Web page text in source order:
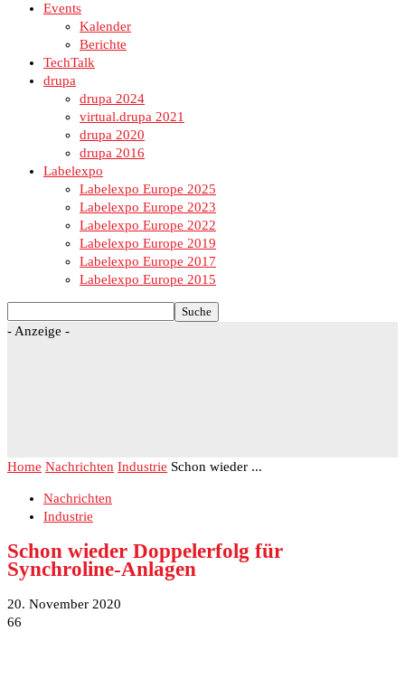
Events
Kalender
Berichte
TechTalk
drupa
drupa 2024
virtual.drupa 2021
drupa 2020
drupa 2016
Labelexpo
Labelexpo Europe 2025
Labelexpo Europe 2023
Labelexpo Europe 2022
Labelexpo Europe 2019
Labelexpo Europe 2017
Labelexpo Europe 2015
- Anzeige -
Home Nachrichten Industrie Schon wieder ...
Nachrichten
Industrie
Schon wieder Doppelerfolg für
Synchroline-Anlagen
20. November 2020
66